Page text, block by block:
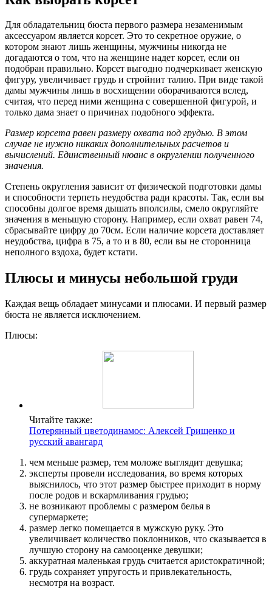
Для обладательниц бюста первого размера незаменимым
аксессуаром является корсет. Это то секретное оружие, о
котором знают лишь женщины, мужчины никогда не
догадаются о том, что на женщине надет корсет, если он
подобран правильно. Корсет выгодно подчеркивает женскую
фигуру, увеличивает грудь и стройнит талию. При виде такой
дамы мужчины лишь в восхищении оборачиваются вслед,
считая, что перед ними женщина с совершенной фигурой, и
только дама знает о причинах подобного эффекта.
Размер корсета равен размеру охвата под грудью. В этом
случае не нужно никаких дополнительных расчетов и
вычислений. Единственный нюанс в округлении полученного
значения.
Степень округления зависит от физической подготовки дамы
и способности терпеть неудобства ради красоты. Так, если вы
способны долгое время дышать вполсилы, смело округляйте
значения в меньшую сторону. Например, если охват равен 74,
сбрасывайте цифру до 70см. Если наличие корсета доставляет
неудобства, цифра в 75, а то и в 80, если вы не сторонница
неполного вздоха, будет кстати.
Плюсы и минусы небольшой груди
Каждая вещь обладает минусами и плюсами. И первый размер
бюста не является исключением.
Плюсы:
Читайте также:
Потерянный цветодинамос: Алексей Грищенко и
русский авангард
чем меньше размер, тем моложе выглядит девушка;
эксперты провели исследования, во время которых
выяснилось, что этот размер быстрее приходит в норму
после родов и вскармливания грудью;
не возникают проблемы с размером белья в
супермаркете;
размер легко помещается в мужскую руку. Это
увеличивает количество поклонников, что сказывается в
лучшую сторону на самооценке девушки;
аккуратная маленькая грудь считается аристократичной;
грудь сохраняет упругость и привлекательность,
несмотря на возраст.